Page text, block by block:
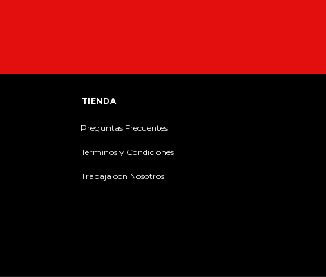
TIENDA
Preguntas Frecuentes
Términos y Condiciones
Trabaja con Nosotros